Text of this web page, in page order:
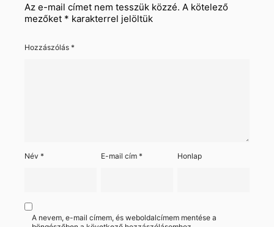
Az e-mail címet nem tesszük közzé. A kötelező
mezőket * karakterrel jelöltük
Hozzászólás *
Név * E-mail cím* Honlap
A nevem, e-mail címem, és weboldalcímem mentése a